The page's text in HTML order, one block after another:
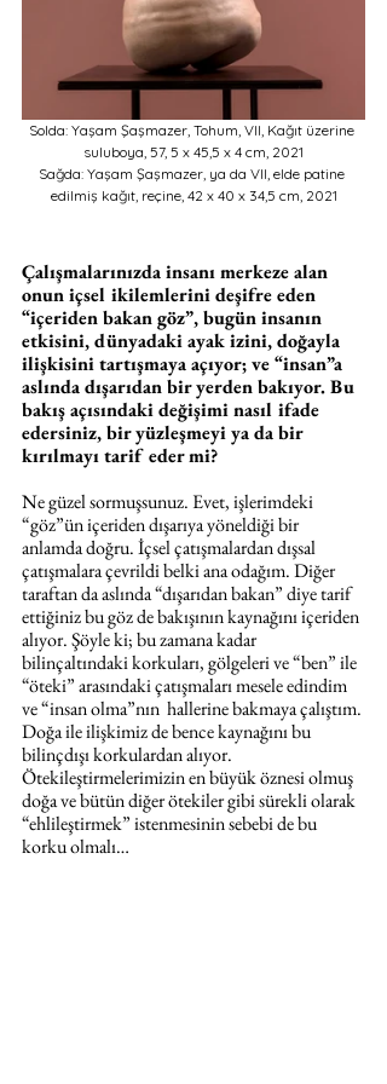
Solda: Yaşam Şaşmazer, Tohum, VII, Kağıt üzerine
suluboya, 57, 5 x 45,5 x 4 cm, 2021
Sağda: Yaşam Şaşmazer, ya da VII, elde patine
edilmiş kağıt, reçine, 42 x 40 x 34,5 cm, 2021
Çalışmalarınızda insanı merkeze alan
onun içsel ikilemlerini deşifre eden
“içeriden bakan göz”, bugün insanın
etkisini, dünyadaki ayak izini, doğayla
ilişkisini tartışmaya açıyor; ve “insan”a
aslında dışarıdan bir yerden bakıyor. Bu
bakış açısındaki değişimi nasıl ifade
edersiniz, bir yüzleşmeyi ya da bir
kırılmayı tarif eder mi?
Ne güzel sormuşsunuz. Evet, işlerimdeki
“göz”ün içeriden dışarıya yöneldiği bir
anlamda doğru. İçsel çatışmalardan dışsal
çatışmalara çevrildi belki ana odağım. Diğer
taraftan da aslında “dışarıdan bakan” diye tarif
ettiğiniz bu göz de bakışının kaynağını içeriden
alıyor. Şöyle ki; bu zamana kadar
bilinçaltındaki korkuları, gölgeleri ve “ben” ile
“öteki” arasındaki çatışmaları mesele edindim
ve “insan olma”nın  hallerine bakmaya çalıştım.
Doğa ile ilişkimiz de bence kaynağını bu
bilinçdışı korkulardan alıyor.
Ötekileştirmelerimizin en büyük öznesi olmuş
doğa ve bütün diğer ötekiler gibi sürekli olarak
“ehlileştirmek” istenmesinin sebebi de bu
korku olmalı…